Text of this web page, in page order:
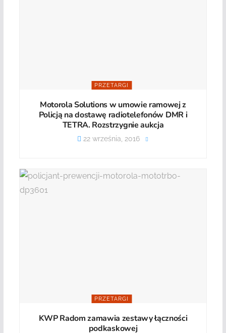
PRZETARGI
Motorola Solutions w umowie ramowej z
Policją na dostawę radiotelefonów DMR i
TETRA. Rozstrzygnie aukcja
22 września, 2016
PRZETARGI
KWP Radom zamawia zestawy łączności
podkaskowej